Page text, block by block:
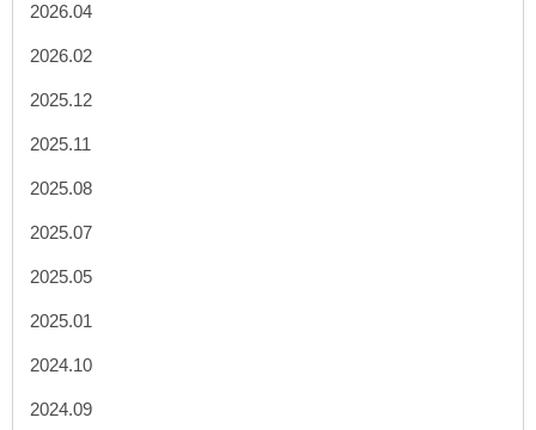
2026.04
2026.02
2025.12
2025.11
2025.08
2025.07
2025.05
2025.01
2024.10
2024.09